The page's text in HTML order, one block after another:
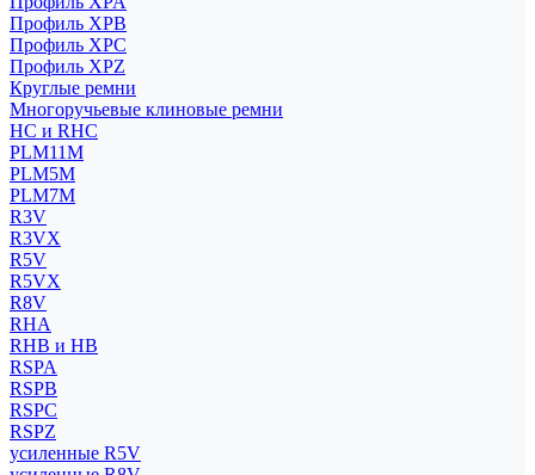
Профиль XPB
Профиль XPC
Профиль XPZ
Круглые ремни
Многоручьевые клиновые ремни
HC и RHC
PLM11M
PLM5M
PLM7M
R3V
R3VX
R5V
R5VX
R8V
RHA
RHB и HB
RSPA
RSPB
RSPC
RSPZ
усиленные R5V